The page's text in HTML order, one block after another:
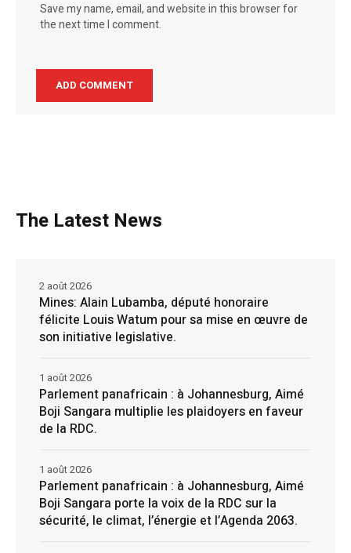
Save my name, email, and website in this browser for
the next time I comment.
The Latest News
Mines: Alain Lubamba, député honoraire
félicite Louis Watum pour sa mise en œuvre de
son initiative legislative.
2 août 2026
Parlement panafricain : à Johannesburg, Aimé
Boji Sangara multiplie les plaidoyers en faveur
de la RDC.
1 août 2026
Parlement panafricain : à Johannesburg, Aimé
Boji Sangara porte la voix de la RDC sur la
sécurité, le climat, l’énergie et l’Agenda 2063.
1 août 2026